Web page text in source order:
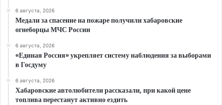
6 августа, 2026
Медали за спасение на пожаре получили хабаровские
огнеборцы МЧС России
6 августа, 2026
«Единая Россия» укрепляет систему наблюдения за выборами
в Госдуму
6 августа, 2026
Хабаровские автолюбители рассказали, при какой цене
топлива перестанут активно ездить